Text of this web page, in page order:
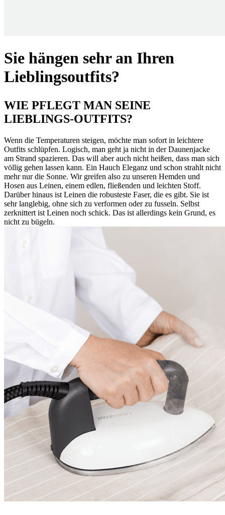
Sie hängen sehr an Ihren
Lieblingsoutfits?
WIE PFLEGT MAN SEINE
LIEBLINGS-OUTFITS?
Wenn die Temperaturen steigen, möchte man sofort in leichtere
Outfits schlüpfen. Logisch, man geht ja nicht in der Daunenjacke
am Strand spazieren. Das will aber auch nicht heißen, dass man sich
völlig gehen lassen kann. Ein Hauch Eleganz und schon strahlt nicht
mehr nur die Sonne. Wir greifen also zu unseren Hemden und
Hosen aus Leinen, einem edlen, fließenden und leichten Stoff.
Darüber hinaus ist Leinen die robusteste Faser, die es gibt. Sie ist
sehr langlebig, ohne sich zu verformen oder zu fusseln. Selbst
zerknittert ist Leinen noch schick. Das ist allerdings kein Grund, es
nicht zu bügeln.